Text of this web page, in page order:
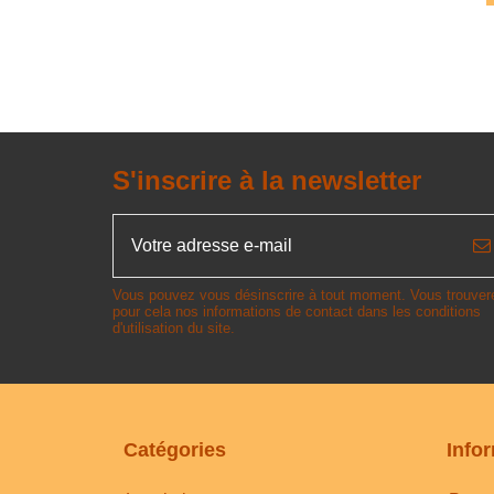
S'inscrire à la newsletter
Vous pouvez vous désinscrire à tout moment. Vous
pour cela nos informations de contact dans les conditions
d'utilisation du site.
Catégories